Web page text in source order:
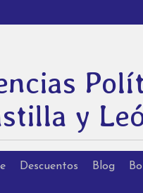
y
Descuentos Blog